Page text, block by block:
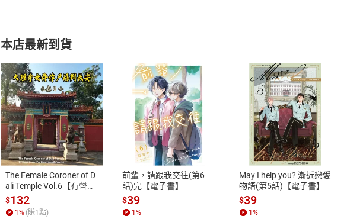
付款方式
ATM轉帳、信用卡、LINE PAY、AFTEE
退換貨規範
本店是否提供消費者保護法七日猶
之權利，遽消費者保護法及通訊交
除權合理例外情事適用準則，依商
質各有不同規定。詳細退換貨說明
照各商品說明。
本店最新到貨
The Female Coroner of D
ali Temple Vol.6【有聲
書】
$132
1% (賺1點)
前輩，請跟我交往(第6
話)完【電子書】
$39
1%
May I help you? 漸近戀愛
物語(第5話)【電子書】
$39
1%